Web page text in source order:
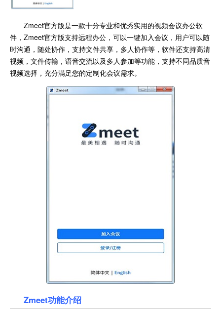
Zmeet官方版是一款十分专业和优秀实用的视频会议办公软
件，Zmeet官方版支持远程办公，可以一键加入会议，用户可以随
时沟通，随处协作，支持文件共享，多人协作等，软件还支持高清
视频，文件传输，语音交流以及多人参加等功能，支持不同品质音
视频选择，充分满足您的定制化会议需求。
Zmeet功能介绍